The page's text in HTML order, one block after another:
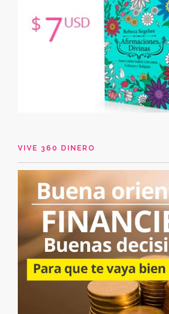
VIVE 360 DINERO